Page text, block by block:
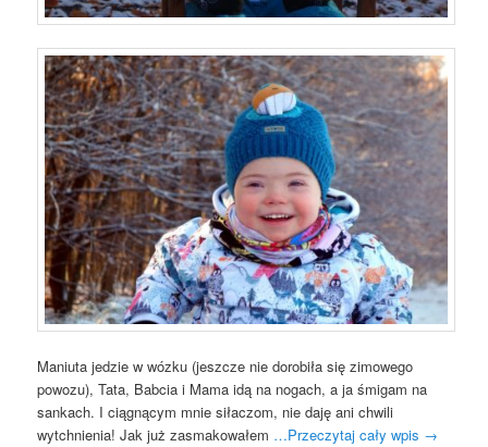
Maniuta jedzie w wózku (jeszcze nie dorobiła się zimowego
powozu), Tata, Babcia i Mama idą na nogach, a ja śmigam na
sankach. I ciągnącym mnie siłaczom, nie daję ani chwili
wytchnienia! Jak już zasmakowałem …Przeczytaj cały wpis →